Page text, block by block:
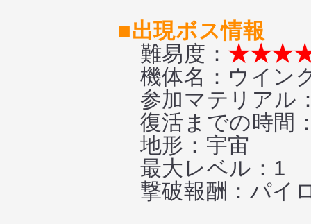
■出現ボス情報
難易度：
機体名：ウイン
参加マテリアル
復活までの時間
地形：宇宙
最大レベル：1
撃破報酬：パイ